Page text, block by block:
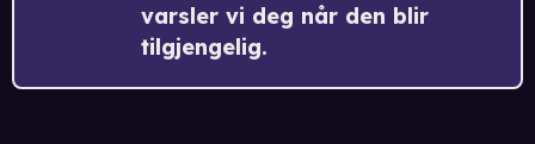
varsler vi deg når den blir
tilgjengelig.